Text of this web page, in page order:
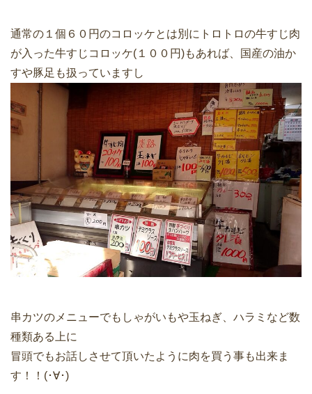
通常の１個６０円のコロッケとは別にトロトロの牛すじ肉
が入った牛すじコロッケ(１００円)もあれば、国産の油か
すや豚足も扱っていますし
串カツのメニューでもしゃがいもや玉ねぎ、ハラミなど数
種類ある上に
冒頭でもお話しさせて頂いたように肉を買う事も出来ま
す！！(･∀･)